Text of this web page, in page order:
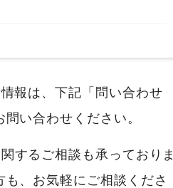
報は、下記「問い合わせ
い合わせください。
するご相談も承っておりま
、お気軽にご相談くださ